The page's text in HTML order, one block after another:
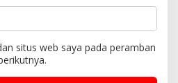
situs web saya pada peramban